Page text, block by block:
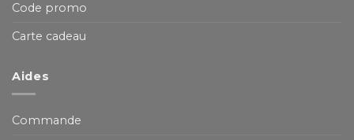
Code promo
Carte cadeau
Aides
Commande